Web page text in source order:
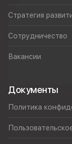
Стратегия
Сотрудничество
Вакансии
Документы
Политика